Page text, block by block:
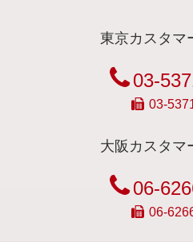
東京カスタマ
03-
03-
大阪カスタマ
06-
06-